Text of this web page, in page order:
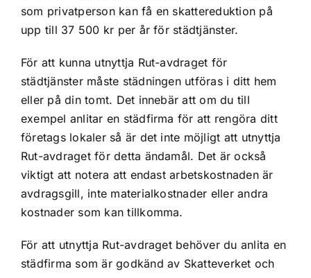
som privatperson kan få en skattereduktion på
upp till 37 500 kr per år för städtjänster.
För att kunna utnyttja Rut-avdraget för
städtjänster måste städningen utföras i ditt hem
eller på din tomt. Det innebär att om du till
exempel anlitar en städfirma för att rengöra ditt
företags lokaler så är det inte möjligt att utnyttja
Rut-avdraget för detta ändamål. Det är också
viktigt att notera att endast arbetskostnaden är
avdragsgill, inte materialkostnader eller andra
kostnader som kan tillkomma.
För att utnyttja Rut-avdraget behöver du anlita en
städfirma som är godkänd av Skatteverket och